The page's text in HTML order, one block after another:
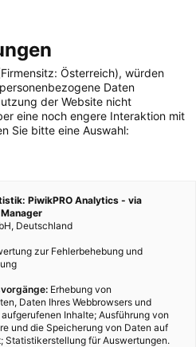
Unternehmen, wie
flexibles Arbeiten geht
Österreich), würden
Daten
der Website nicht
eine noch engere Interaktion mit
Sie bitte eine Auswahl:
PiwikPRO Analytics - via
Deutschland
zur Fehlerbehebung und
Erhebung von
Daten Ihres Webbrowsers und
Inhalte; Ausführung von
und die Speicherung von Daten auf
Statistikerstellung für Auswertungen.